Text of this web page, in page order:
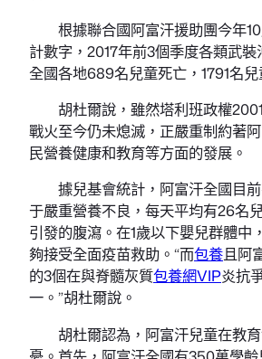
根據聯合國阿富汗援助團今年10
計數字，2017年前3個季度各類武
全國各地689名兒童死亡，1791名兒
胡杜爾說，雖然塔利班政權
戰火至今仍未熄滅，正嚴重制約著
民營養健康和教育等方面的發展。
據兒基會統計，阿富汗全國目
于嚴重營養不良，每天平均有26名
引發的腹瀉。在1歲以下嬰兒群體中
夠接受全面疫苗救助。“而包養且阿
的3個在與脊髓灰質包養網VIP炎抗
一。”胡杜爾說。
胡杜爾認為，阿富汗兒童在教育